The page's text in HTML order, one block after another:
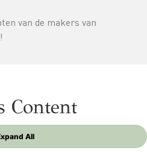
van de makers van
Content
All